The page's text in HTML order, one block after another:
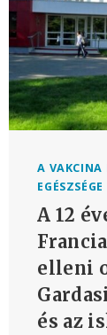
A VAKCINA
EGÉSZSÉGE
A 12
elleni
és az